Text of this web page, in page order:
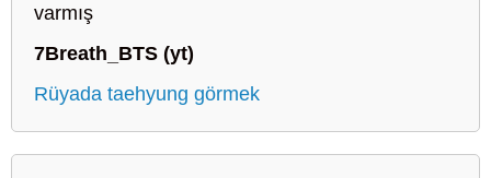
varmış
7Breath_BTS (yt)
Rüyada taehyung görmek